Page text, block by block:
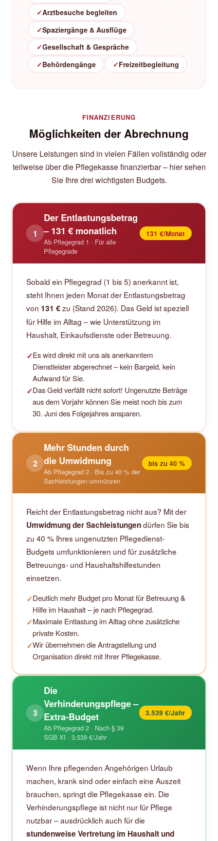
✓Arztbesuche begleiten
✓Spaziergänge & Ausflüge
✓Gesellschaft & Gespräche
✓Behördengänge ✓Freizeitbegleitung
FINANZIERUNG
Möglichkeiten der Abrechnung
Unsere Leistungen sind in vielen Fällen vollständig oder
teilweise über die Pflegekasse finanzierbar – hier sehen
Sie Ihre drei wichtigsten Budgets.
1
Der Entlastungsbetrag
– 131 € monatlich
Ab Pflegegrad 1 · Für alle
Pflegegrade
131 €/Monat
Sobald ein Pflegegrad (1 bis 5) anerkannt ist,
steht Ihnen jeden Monat der Entlastungsbetrag
von 131 €zu (Stand 2026). Das Geld ist speziell
für Hilfe im Alltag – wie Unterstützung im
Haushalt, Einkaufsdienste oder Betreuung.
✓Es wird direkt mit uns als anerkanntem
Dienstleister abgerechnet – kein Bargeld, kein
Aufwand für Sie.
✓Das Geld verfällt nicht sofort! Ungenutzte Beträge
aus dem Vorjahr können Sie meist noch bis zum
30. Juni des Folgejahres ansparen.
2
Mehr Stunden durch
die Umwidmung
Ab Pflegegrad 2 · Bis zu 40 % der
Sachleistungen ummünzen
bis zu 40 %
Reicht der Entlastungsbetrag nicht aus? Mit der
Umwidmung der Sachleistungendürfen Sie bis
zu 40 % Ihres ungenutzten Pflegedienst-
Budgets umfunktionieren und für zusätzliche
Betreuungs- und Haushaltshilfestunden
einsetzen.
✓Deutlich mehr Budget pro Monat für Betreuung &
Hilfe im Haushalt – je nach Pflegegrad.
✓Maximale Entlastung im Alltag ohne zusätzliche
private Kosten.
✓Wir übernehmen die Antragstellung und
Organisation direkt mit Ihrer Pflegekasse.
3
Die
Verhinderungspflege –
Extra-Budget
Ab Pflegegrad 2 · Nach § 39
SGB XI · 3.539 €/Jahr
3.539 €/Jahr
Wenn Ihre pflegenden Angehörigen Urlaub
machen, krank sind oder einfach eine Auszeit
brauchen, springt die Pflegekasse ein. Die
Verhinderungspflege ist nicht nur für Pflege
nutzbar – ausdrücklich auch für die
stundenweise Vertretung im Haushalt und